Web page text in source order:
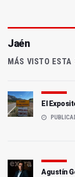
Jaén
MÁS VISTO ESTA
El
Agustín